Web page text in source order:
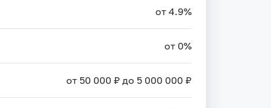
от 4.9%
от 0%
от 50 000 ₽ до 5 000 000 ₽